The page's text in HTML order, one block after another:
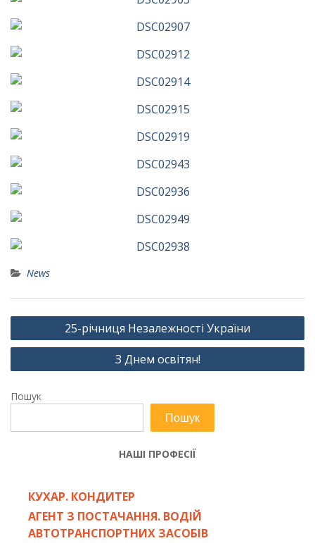
News
Навігація
записів
25-річниця Незалежності України
З Днем освітян!
Пошук
Пошук
НАШІ ПРОФЕСІЇ
КУХАР. КОНДИТЕР
АГЕНТ З ПОСТАЧАННЯ. ВОДІЙ
АВТОТРАНСПОРТНИХ ЗАСОБІВ